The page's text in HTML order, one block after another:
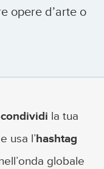
opere d’arte o
condividi la tua
usa l’hashtag
globale